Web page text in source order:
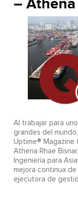
–
Al trabajar para
grandes del
Uptime® Magazine
Athena Rhae
Ingeniería para
mejora continua
ejecutora de